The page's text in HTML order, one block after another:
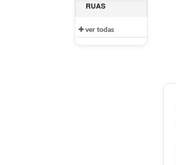
RUAS
ver todas